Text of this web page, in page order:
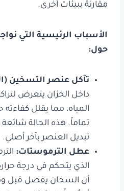
مقارنةً ببيئات أخرى.
الأسباب الرئيسية التي
حول:
تآكل عنصر التسخين
داخل الخزان يتعرض
المياه، مما يقلل
تماماً. هذه الحالة
تبديل العنصر بآخر أصلي.
عطل الترموستات:
الذي يتحكم في درجة
أن السخان يفصل قبل